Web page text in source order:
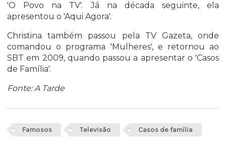
'O Povo na TV'. Já na década seguinte, ela
apresentou o 'Aqui Agora'.
Christina também passou pela TV Gazeta, onde
comandou o programa 'Mulheres', e retornou ao
SBT em 2009, quando passou a apresentar o 'Casos
de Família'.
Fonte: A Tarde
Famosos Televisão Casos de família